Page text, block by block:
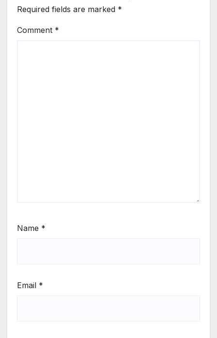
Required fields are marked *
Comment *
Name *
Email *